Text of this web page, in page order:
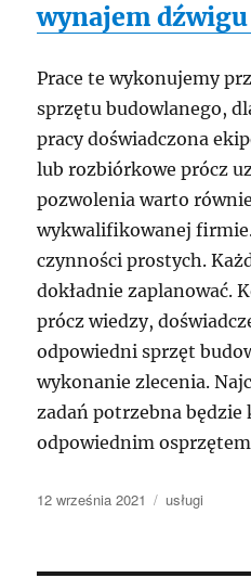
wynajem
Prace te wykonujemy
sprzętu budowlanego,
pracy doświadczona
lub rozbiórkowe prócz
pozwolenia warto
wykwalifikowanej
czynności prostych.
dokładnie zaplanować.
prócz wiedzy,
odpowiedni sprzęt
wykonanie zlecenia.
zadań potrzebna będzie
odpowiednim
Data
12 września 2021 Kategorie
usługi